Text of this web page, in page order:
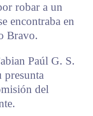
robar a un
encontraba en
Bravo.
Paúl G. S.
presunta
del